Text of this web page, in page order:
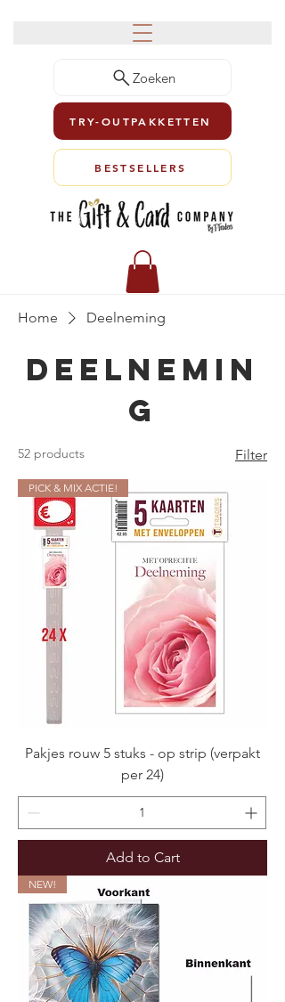
Zoeken
TRY-OUTPAKKETTEN
BESTSELLERS
Home Deelneming
Deelnemin
g
52 products Filter
PICK & MIX ACTIE!
Pakjes rouw 5 stuks - op strip (verpakt
per 24)
Add to Cart
NEW!